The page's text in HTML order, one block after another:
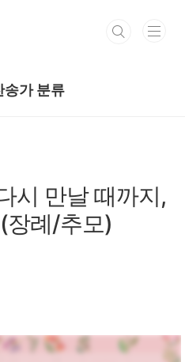
송가 분류
시 만날 때까지,
장례/추모)